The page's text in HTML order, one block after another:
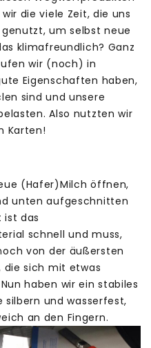
die viele Zeit, die uns
um selbst neue
klimafreundlich? Ganz
wir (noch) in
Eigenschaften haben,
sind und unsere
Also nutzten wir
Karten!
(Hafer)Milch öffnen,
unten aufgeschnitten
ist das
schnell und muss,
von der äußersten
die sich mit etwas
haben wir ein stabiles
silbern und wasserfest,
an den Fingern.